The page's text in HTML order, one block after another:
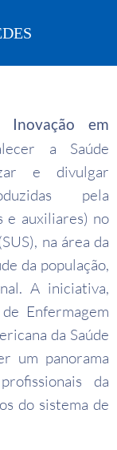
Inovação em
a Saúde
e divulgar
pela
e auxiliares) no
na área da
da população,
A iniciativa,
Enfermagem
da Saúde
um panorama
da
do sistema de